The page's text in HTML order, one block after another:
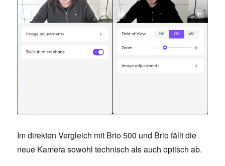
Im direkten Vergleich mit Brio 500 und Brio fällt die
neue Kamera sowohl technisch als auch optisch ab.